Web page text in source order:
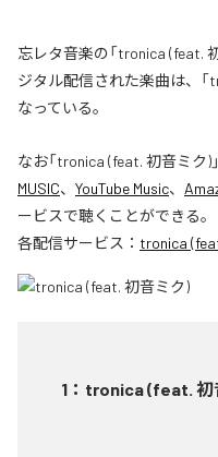
忘レタ音楽の「tronica (feat.
ジタル配信された楽曲は、「
なっている。
なお「tronica (feat. 初音ミク)
MUSIC、 YouTube Music、
ービスで聴くことができる。
各配信サービス： tronica
1 ： tronica (feat. 初